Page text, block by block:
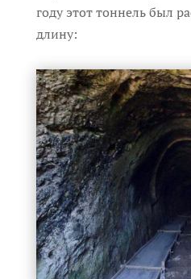
году этот тоннель был
длину: